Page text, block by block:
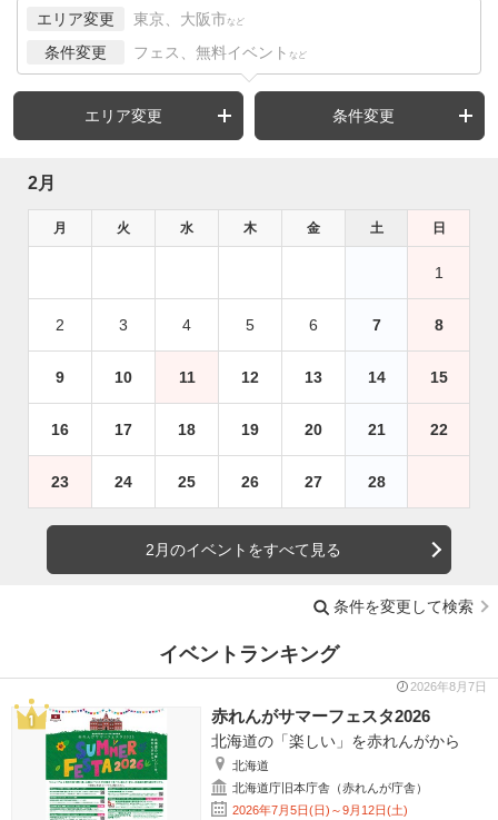
エリア変更 東京、大阪市 など
条件変更 フェス、無料イベント など
エリア変更 条件変更
2月
月 火 水 木 金 土 日
1
2 3 4 5 6 7 8
9 10 11 12 13 14 15
16 17 18 19 20 21 22
23 24 25 26 27 28
2月のイベントをすべて見る
条件を変更して検索
イベントランキング
2026年8月7日
赤れんがサマーフェスタ2026
北海道の「楽しい」を赤れんがから
北海道
北海道庁旧本庁舎（赤れんが庁舎）
2026年7月5日(日)～9月12日(土)